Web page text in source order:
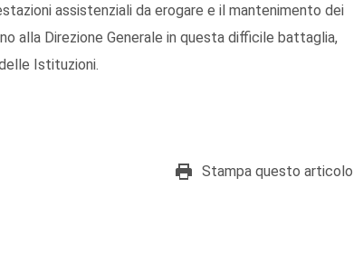
assistenziali da erogare e il mantenimento dei
alla Direzione Generale in questa difficile battaglia,
Istituzioni.
Stampa questo articolo